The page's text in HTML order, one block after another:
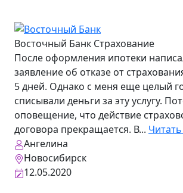
Восточный Банк Страхование
После оформления ипотеки
заявление об отказе от
5 дней. Однако с меня еще целый
списывали деньги за эту услугу.
оповещение, что действие
договора прекращается. В...
Ангелина
Новосибирск
12.05.2020